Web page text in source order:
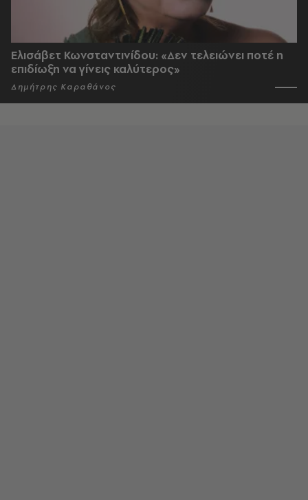
Ελισάβετ Κωνσταντινίδου: «Δεν τελειώνει ποτέ η
επιδίωξη να γίνεις καλύτερος»
Δημήτρης Καραθάνος